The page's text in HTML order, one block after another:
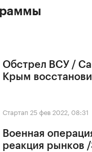
Обстрел ВСУ /
Крым
Стартап 25 фев 2022, 08:31
Военная
реакция рынков